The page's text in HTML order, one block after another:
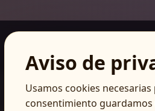
Aviso de
Usamos cookies
consentimiento guardamos